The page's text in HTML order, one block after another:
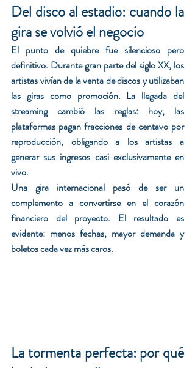
Del disco al estadio: cuando la
gira se volvió el negocio
El punto de quiebre fue silencioso pero
definitivo. Durante gran parte del siglo XX, los
artistas vivían de la venta de discos y utilizaban
las giras como promoción. La llegada del
streaming cambió las reglas: hoy, las
plataformas pagan fracciones de centavo por
reproducción, obligando a los artistas a
generar sus ingresos casi exclusivamente en
vivo.
Una gira internacional pasó de ser un
complemento a convertirse en el corazón
financiero del proyecto. El resultado es
evidente: menos fechas, mayor demanda y
boletos cada vez más caros.
La tormenta perfecta: por qué